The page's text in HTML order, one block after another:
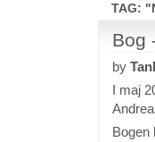
TAG:
Bog
by
I maj
Bogen